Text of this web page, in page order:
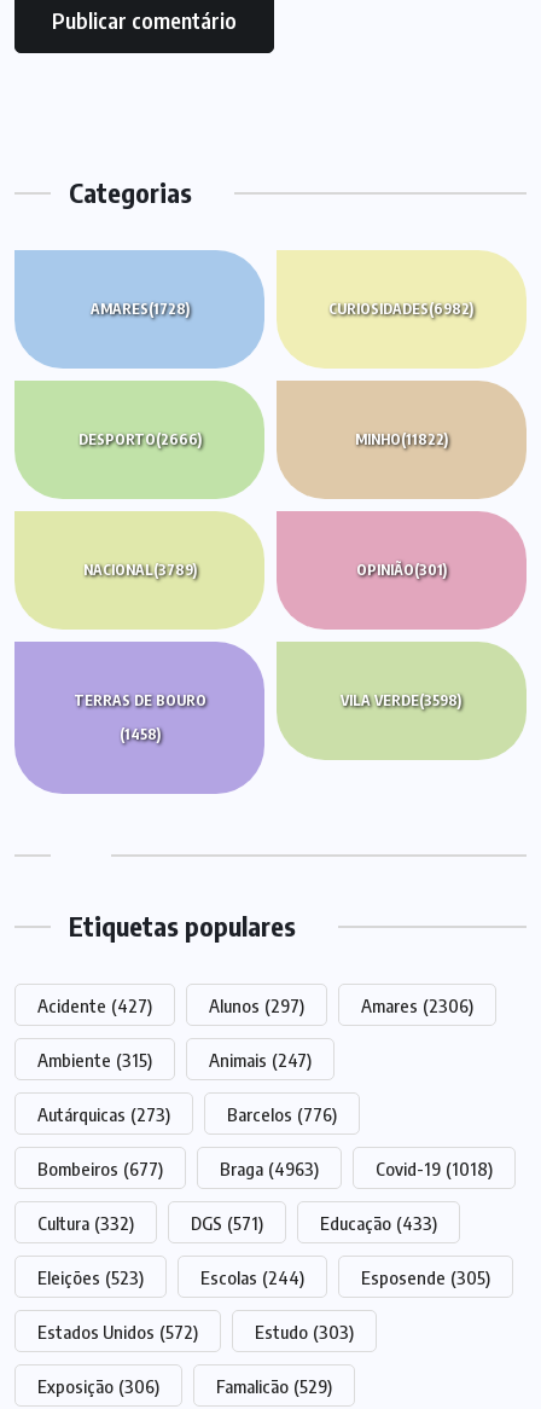
Categorias
AMARES(1728) CURIOSIDADES(6982)
DESPORTO(2666) MINHO(11822)
NACIONAL(3789) OPINIÃO(301)
TERRAS DE BOURO
(1458)
VILA VERDE(3598)
Etiquetas populares
Acidente (427) Alunos (297) Amares (2306)
Ambiente (315) Animais (247)
Autárquicas (273) Barcelos (776)
Bombeiros (677) Braga (4963) Covid-19 (1018)
Cultura (332) DGS (571) Educação (433)
Eleições (523) Escolas (244) Esposende (305)
Estados Unidos (572) Estudo (303)
Exposição (306) Famalicão (529)